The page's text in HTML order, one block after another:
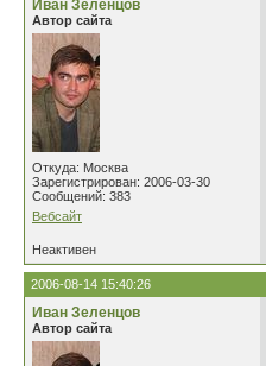
Иван Зеленцов
Автор сайта
Откуда: Москва
Зарегистрирован: 2006-03-30
Сообщений: 383
Вебсайт
Неактивен
2006-08-14 15:40:26
Иван Зеленцов
Автор сайта